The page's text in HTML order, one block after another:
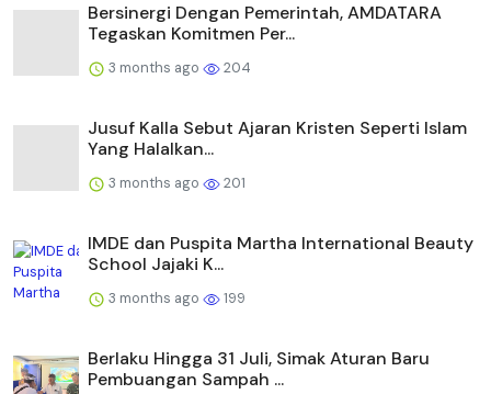
Bersinergi Dengan Pemerintah, AMDATARA
Tegaskan Komitmen Per...
3 months ago 204
Jusuf Kalla Sebut Ajaran Kristen Seperti Islam
Yang Halalkan...
3 months ago 201
IMDE dan Puspita Martha International Beauty
School Jajaki K...
3 months ago 199
Berlaku Hingga 31 Juli, Simak Aturan Baru
Pembuangan Sampah ...